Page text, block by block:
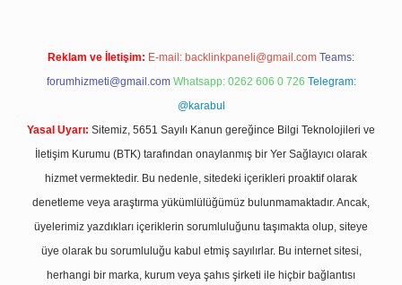
Reklam ve İletişim: E-mail: backlinkpaneli@gmail.com Teams:
forumhizmeti@gmail.com Whatsapp: 0262 606 0 726 Telegram:
@karabul
Yasal Uyarı: Sitemiz, 5651 Sayılı Kanun gereğince Bilgi Teknolojileri ve
İletişim Kurumu (BTK) tarafından onaylanmış bir Yer Sağlayıcı olarak
hizmet vermektedir. Bu nedenle, sitedeki içerikleri proaktif olarak
denetleme veya araştırma yükümlülüğümüz bulunmamaktadır. Ancak,
üyelerimiz yazdıkları içeriklerin sorumluluğunu taşımakta olup, siteye
üye olarak bu sorumluluğu kabul etmiş sayılırlar. Bu internet sitesi,
herhangi bir marka, kurum veya şahıs şirketi ile hiçbir bağlantısı